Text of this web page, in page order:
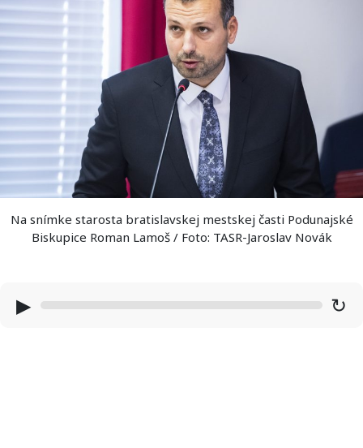
Na snímke starosta bratislavskej mestskej časti Podunajské
Biskupice Roman Lamoš / Foto: TASR-Jaroslav Novák
▶ ↻